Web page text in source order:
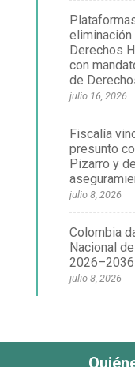
Derechos
con
de
julio 16, 2026
Fiscalía
presunto
Pizarro y
julio 8, 2026
Colombia
Nacional
2026–2036
julio 8, 2026